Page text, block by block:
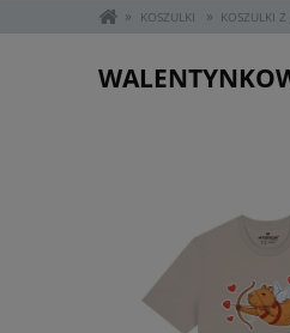
» KOSZULKI » KOSZULKI